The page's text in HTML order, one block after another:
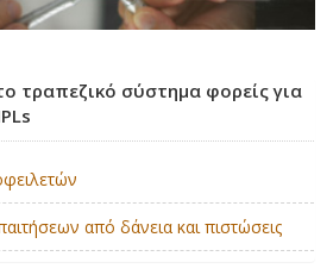
τραπεζικό σύστημα φορείς για
από δάνεια και πιστώσεις